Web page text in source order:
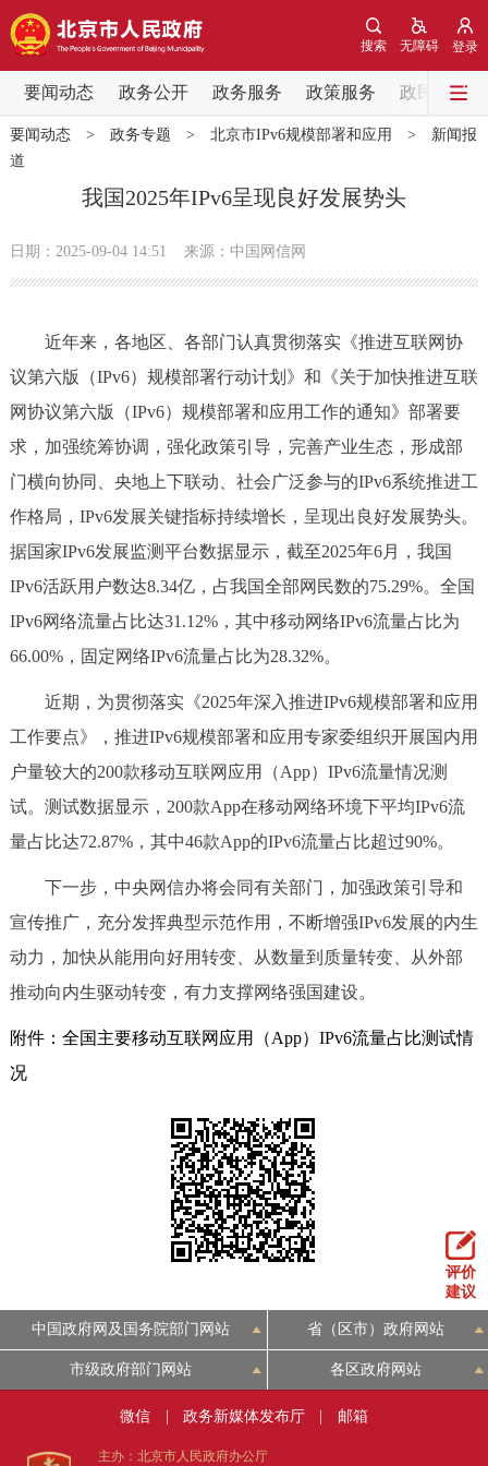
登录
无障碍
搜索
要闻动态 政务公开 政务服务 政策服务 政民互动
要闻动态
党中央精神 国务院信息 中央部委动态
北京要闻 会议信息 部门动态
各区热点
市领导 机构职能 政策服务
政策兑现 政策解读 回应关切
决策公开 专题公开
个人服务 法人服务 部门服务
便民服务 利企服务 投资项目
政民互动
参与调查 在线访谈 图说互动
走进北京
北京概况 十六区概览 人文北京
한국어
РУССКИЙ ЯЗЫК
ESPAÑOL العربية PORTUGUÊS
ITALIANO
要闻动态> 政务专题 > 北京市IPv6规模部署和应用 > 新闻报
道
我国2025年IPv6呈现良好发展势头
日期：2025-09-04 14:51 来源：中国网信网
近年来，各地区、各部门认真贯彻落实《推进互联网协
议第六版（IPv6）规模部署行动计划》和《关于加快推进互联
网协议第六版（IPv6）规模部署和应用工作的通知》部署要
求，加强统筹协调，强化政策引导，完善产业生态，形成部
门横向协同、央地上下联动、社会广泛参与的IPv6系统推进工
作格局，IPv6发展关键指标持续增长，呈现出良好发展势头。
据国家IPv6发展监测平台数据显示，截至2025年6月，我国
IPv6活跃用户数达8.34亿，占我国全部网民数的75.29%。全国
IPv6网络流量占比达31.12%，其中移动网络IPv6流量占比为
66.00%，固定网络IPv6流量占比为28.32%。
近期，为贯彻落实《2025年深入推进IPv6规模部署和应用
工作要点》，推进IPv6规模部署和应用专家委组织开展国内用
户量较大的200款移动互联网应用（App）IPv6流量情况测
试。测试数据显示，200款App在移动网络环境下平均IPv6流
量占比达72.87%，其中46款App的IPv6流量占比超过90%。
下一步，中央网信办将会同有关部门，加强政策引导和
宣传推广，充分发挥典型示范作用，不断增强IPv6发展的内生
动力，加快从能用向好用转变、从数量到质量转变、从外部
推动向内生驱动转变，有力支撑网络强国建设。
附件：全国主要移动互联网应用（App）IPv6流量占比测试情
况
评价
建议
中国政府网及国务院部门网站 省（区市）政府网站
市级政府部门网站 各区政府网站
微信 政务新媒体发布厅 邮箱
主办：北京市人民政府办公厅